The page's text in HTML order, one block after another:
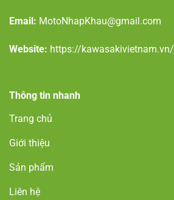
Email: MotoNhapKhau@gmail.com
Website: https://kawasakivietnam.vn/
Thông tin nhanh
Trang chủ
Giới thiệu
Sản phẩm
Liên hệ